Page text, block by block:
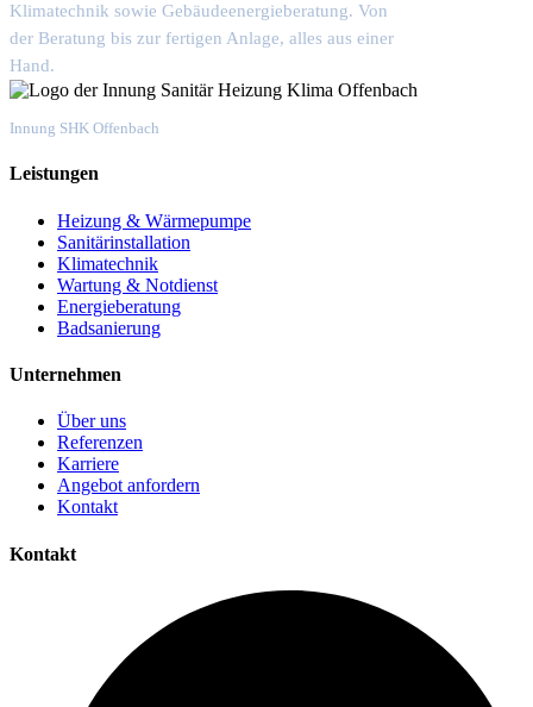
Klimatechnik sowie Gebäudeenergieberatung. Von
der Beratung bis zur fertigen Anlage, alles aus einer
Hand.
Innung SHK Offenbach
Leistungen
Heizung & Wärmepumpe
Sanitärinstallation
Klimatechnik
Wartung & Notdienst
Energieberatung
Badsanierung
Unternehmen
Über uns
Referenzen
Karriere
Angebot anfordern
Kontakt
Kontakt